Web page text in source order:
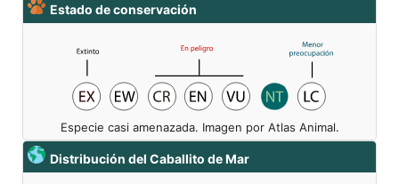
Estado de conservación
Especie casi amenazada. Imagen por Atlas Animal.
Distribución del Caballito de Mar